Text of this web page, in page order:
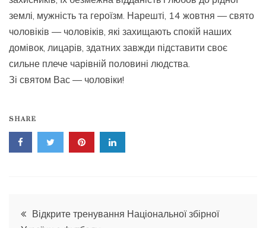
землі, мужність та героїзм. Нарешті, 14 жовтня — свято
чоловіків — чоловіків, які захищають спокій наших
домівок, лицарів, здатних завжди підставити своє
сильне плече чарівній половині людства.
Зі святом Вас — чоловіки!
SHARE
Навігація
Відкрите тренування Національної збірної